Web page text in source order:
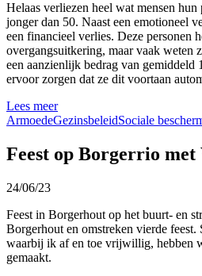
Helaas verliezen heel wat mensen hun
jonger dan 50. Naast een emotioneel
een financieel verlies. Deze personen
overgangsuitkering, maar vaak weten
een aanzienlijk bedrag van gemiddeld
ervoor zorgen dat ze dit voortaan
Lees meer
ArmoedeGezinsbeleidSociale
Feest op Borgerrio met
24/06/23
Feest in Borgerhout op het buurt- en
Borgerhout en omstreken vierde feest.
waarbij ik af en toe vrijwillig, hebben
gemaakt.